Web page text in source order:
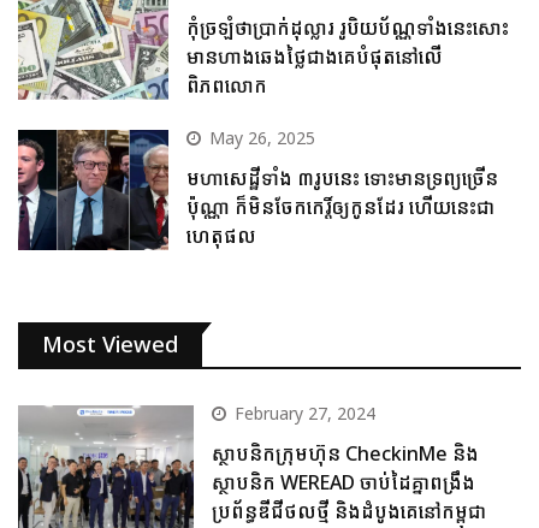
កុំច្រឡំថាប្រាក់ដុល្លារ រូបិយប័ណ្ណទាំងនេះសោះ
មានហាងឆេងថ្លៃជាងគេបំផុតនៅលើ
ពិភពលោក
May 26, 2025
មហាសេដ្ឋីទាំង ៣រូបនេះ ទោះមានទ្រព្យច្រើន
ប៉ុណ្ណា ក៏មិនចែកកេរ្តិ៍ឲ្យកូនដែរ ហើយនេះជា
ហេតុផល
Most Viewed
February 27, 2024
ស្ថាបនិកក្រុមហ៊ុន CheckinMe និង
ស្ថាបនិក WEREAD ចាប់ដៃគ្នាពង្រឹង
ប្រព័ន្ធឌីជីថលថ្មី និងដំបូងគេនៅកម្ពុជា